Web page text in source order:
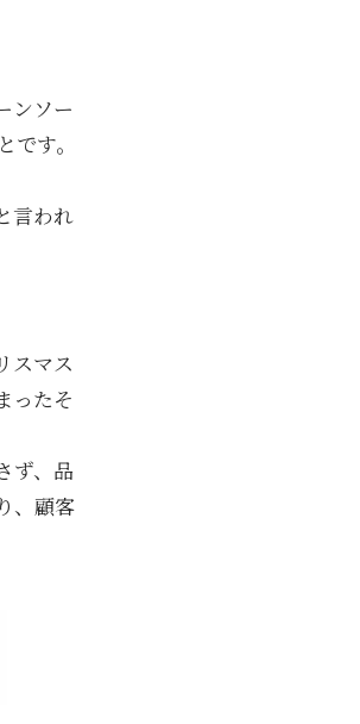
ンソー
す。
言われ
スマス
ったそ
ず、品
、顧客